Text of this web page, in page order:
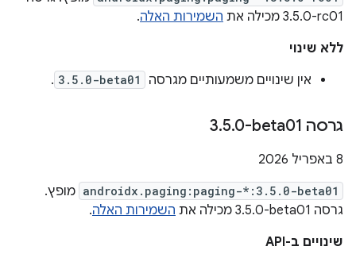
‎3.5.0-rc01 מכילה את
השמירות האלה.
ללא שינוי
אין שינויים משמעותיים מגרסה
3.5.0-beta01
.
גרסה ‎3 .5.0-beta01
‫8 באפריל 2026
androidx.paging:paging-*:3.5.0-beta01 מופץ.
גרסה ‎3.5.0-beta01 מכילה את
השמירות האלה.
שינויים ב-API